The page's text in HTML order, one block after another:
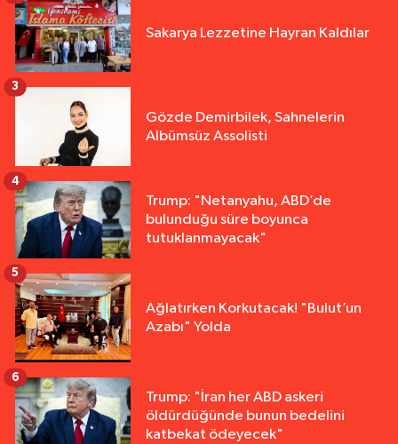
Sakarya Lezzetine Hayran Kaldılar
Gözde Demirbilek, Sahnelerin
Albümsüz Assolisti
3
Trump: "Netanyahu, ABD’de
bulunduğu süre boyunca
tutuklanmayacak"
4
Ağlatırken Korkutacak! "Bulut’un
Azabı" Yolda
5
Trump: "İran her ABD askeri
öldürdüğünde bunun bedelini
katbekat ödeyecek"
6